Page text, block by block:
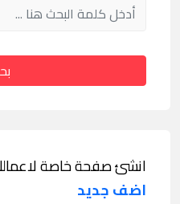
انشئ صفحة خاصة لاعمالك
اضف جديد